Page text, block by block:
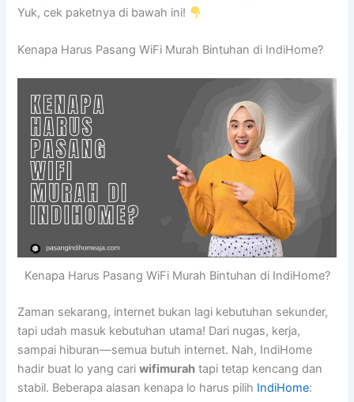
Yuk, cek paketnya di bawah ini!
Kenapa Harus Pasang WiFi Murah Bintuhan di IndiHome?
Kenapa Harus Pasang WiFi Murah Bintuhan di IndiHome?
Zaman sekarang, internet bukan lagi kebutuhan sekunder,
tapi udah masuk kebutuhan utama! Dari nugas, kerja,
sampai hiburan—semua butuh internet. Nah, IndiHome
hadir buat lo yang cariwifimurah tapi tetap kencang dan
stabil. Beberapa alasan kenapa lo harus pilih IndiHome: